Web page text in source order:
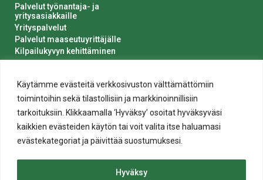
Käytämme evästeitä verkkosivuston välttämättömiin
toimintoihin sekä tilastollisiin ja markkinoinnillisiin
tarkoituksiin. Klikkaamalla ‘Hyväksy’ osoitat hyväksyväsi
kaikkien evästeiden käytön tai voit valita itse haluamasi
evästekategoriat ja päivittää suostumuksesi.
Hyväksy
Palvelut työnantaja- ja
yritysasiakkaille
Yrityspalvelut
Palvelut maaseutuyrittäjälle
Kilpailukyvyn kehittäminen